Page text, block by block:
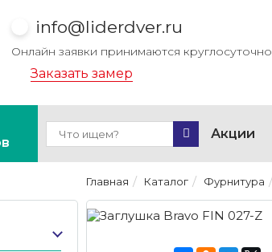
info@liderdver.ru
Онлайн заявки принимаются круглосуточно
Заказать замер
Акции
Главная Каталог Фурнитура